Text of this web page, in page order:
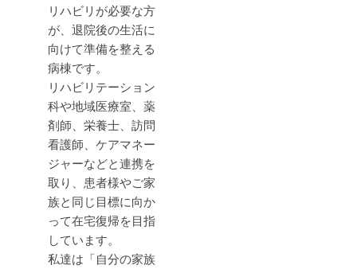
リハビリが必要な方
が、退院後の生活に
向けて準備を整える
病棟です。
リハビリテーション
科や地域医療室、薬
剤師、栄養士、訪問
看護師、ケアマネー
ジャーなどと連携を
取り、患者様やご家
族と同じ目標に向か
って在宅復帰を目指
しています。
私達は「自分の家族